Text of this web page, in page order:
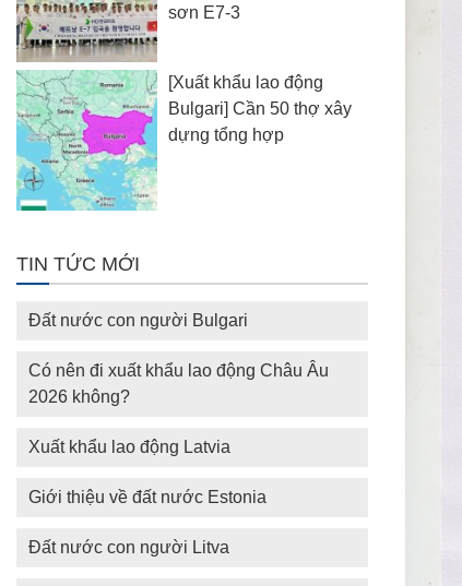
sơn E7-3
[Xuất khẩu lao động
Bulgari] Cần 50 thợ xây
dựng tổng hợp
TIN TỨC MỚI
Đất nước con người Bulgari
Có nên đi xuất khẩu lao động Châu Âu
2026 không?
Xuất khẩu lao động Latvia
Giới thiệu về đất nước Estonia
Đất nước con người Litva